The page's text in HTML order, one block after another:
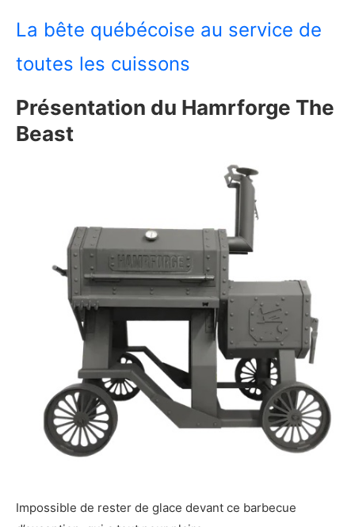
La bête québécoise au service de
toutes les cuissons
Présentation du Hamrforge The
Beast
Impossible de rester de glace devant ce barbecue